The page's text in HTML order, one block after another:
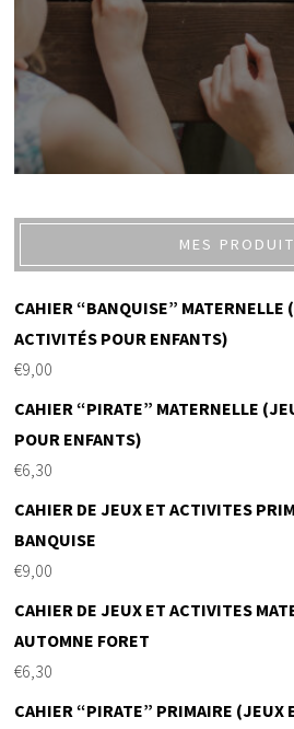
MES
CAHIER “BANQUISE” MATERNELLE
ACTIVITÉS POUR ENFANTS)
€9,00
CAHIER “PIRATE” MATERNELLE
POUR ENFANTS)
€6,30
CAHIER DE JEUX ET ACTIVITES
BANQUISE
€9,00
CAHIER DE JEUX ET ACTIVITES
AUTOMNE FORET
€6,30
CAHIER “PIRATE” PRIMAIRE (JEUX